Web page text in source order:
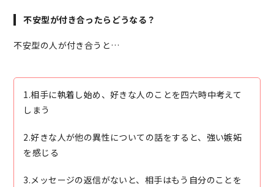
不安型が付き合ったらどうなる？
不安型の人が付き合うと…
1.相手に執着し始め、好きな人のことを四六時中考えて
しまう
2.好きな人が他の異性についての話をすると、強い嫉妬
を感じる
3.メッセージの返信がないと、相手はもう自分のことを